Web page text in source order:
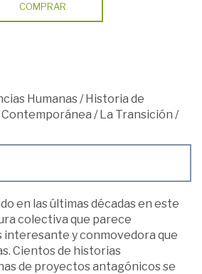
COMPRAR
Humanas/Historia de
Contemporánea /La Transición /
en las últimas décadas en este
colectiva que parece
interesante y conmovedora que
Cientos de historias
de proyectos antagónicos se